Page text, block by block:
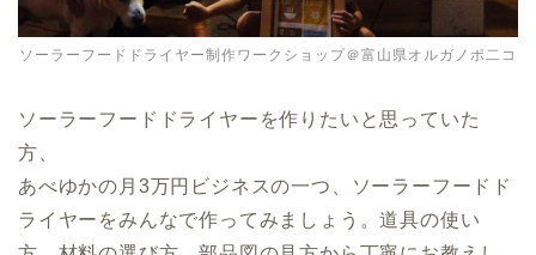
ソーラーフードドライヤー制作ワークショップ＠富山県オルガノポ二コ
ソーラーフードドライヤーを作りたいと思っていた
方、
あべゆかの月3万円ビジネスの一つ、ソーラーフードド
ライヤーをみんなで作ってみましょう。道具の使い